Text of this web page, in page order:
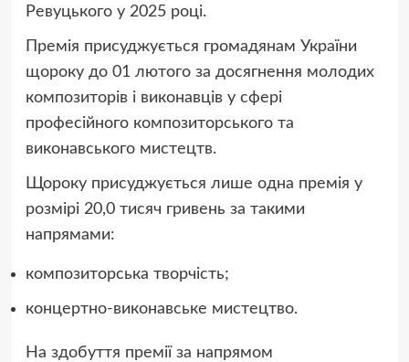
Ревуцького у 2025 році.
Премія присуджується громадянам України
щороку до 01 лютого за досягнення молодих
композиторів і виконавців у сфері
професійного композиторського та
виконавського мистецтв.
Щороку присуджується лише одна премія у
розмірі 20,0 тисяч гривень за такими
напрямами:
композиторська творчість;
концертно-виконавське мистецтво.
На здобуття премії за напрямом